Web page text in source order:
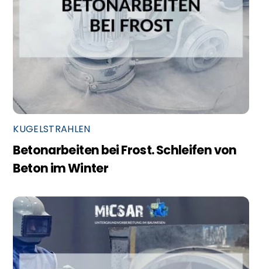
KUGELSTRAHLEN
Betonarbeiten bei Frost. Schleifen von
Beton im Winter